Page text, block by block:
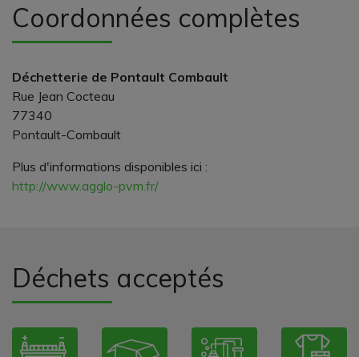
Coordonnées complètes
Déchetterie de Pontault Combault
Rue Jean Cocteau
77340
Pontault-Combault
Plus d'informations disponibles ici :
http://www.agglo-pvm.fr/
Déchets acceptés